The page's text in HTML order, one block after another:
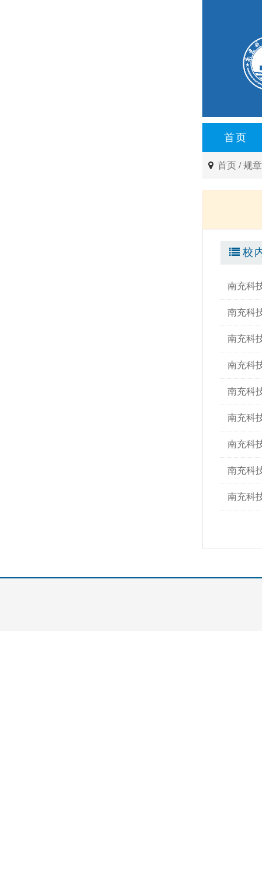
首页
首页 /规
校
南充科
南充科
南充科
南充科
南充科
南充科
南充科
南充科
南充科